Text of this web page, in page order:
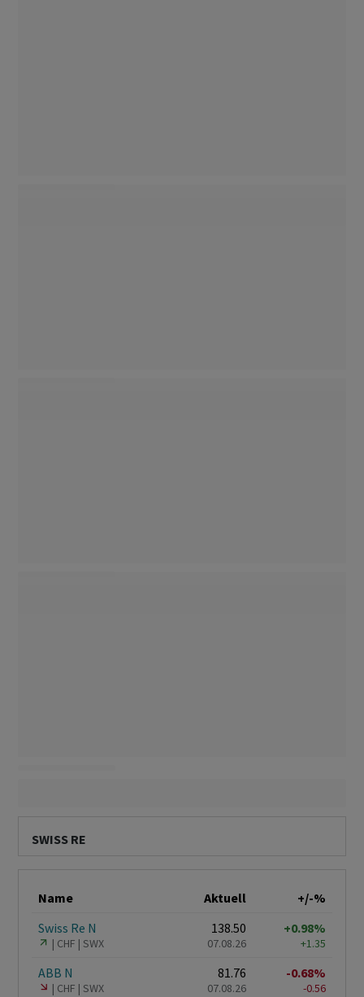
SWISS RE
Name Aktuell
+/-%
Swiss Re N
CHF SWX
138.50
07.08.26
+0.98%
+1.35
ABB N
CHF SWX
81.76
07.08.26
-0.68%
-0.56